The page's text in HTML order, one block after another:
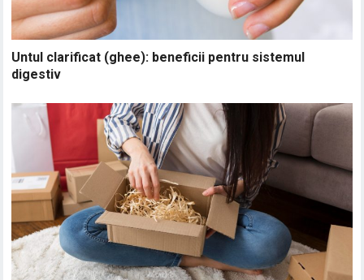
Untul clarificat (ghee): beneficii pentru sistemul
digestiv